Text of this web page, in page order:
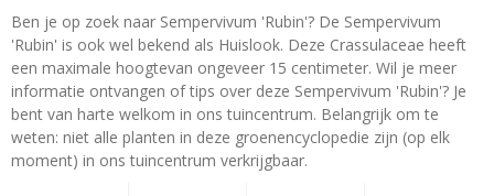
Ben je op zoek naar Sempervivum 'Rubin'? De Sempervivum
'Rubin' is ook wel bekend als Huislook. Deze Crassulaceae heeft
een maximale hoogtevan ongeveer 15 centimeter. Wil je meer
informatie ontvangen of tips over deze Sempervivum 'Rubin'? Je
bent van harte welkom in ons tuincentrum. Belangrijk om te
weten: niet alle planten in deze groenencyclopedie zijn (op elk
moment) in ons tuincentrum verkrijgbaar.